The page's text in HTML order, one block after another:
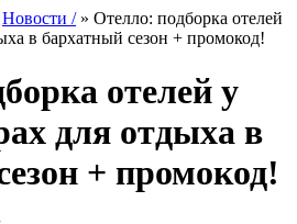
Новости /» Отелло: подборка отелей
в бархатный сезон + промокод!
отелей у
для отдыха в
+ промокод!